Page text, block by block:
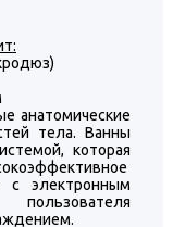
анатомические
тела. Ванны
которая
с электронным